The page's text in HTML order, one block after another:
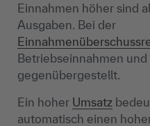
Einnahmen höher sind
Ausgaben. Bei der
Betriebseinnahmen
gegenübergestellt.
Ein hoher Umsatz
automatisch einen